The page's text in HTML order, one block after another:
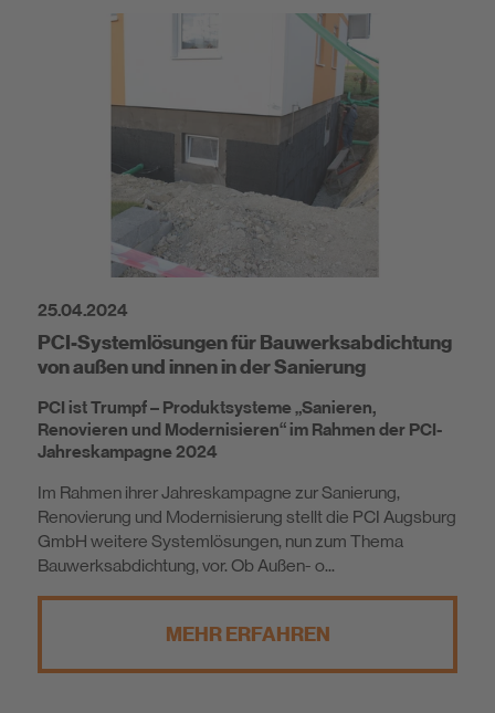
25.04.2024
PCI-Systemlösungen für Bauwerksabdichtung
von außen und innen in der Sanierung
PCI ist Trumpf – Produktsysteme „Sanieren,
Renovieren und Modernisieren“ im Rahmen der PCI-
Jahreskampagne 2024
Im Rahmen ihrer Jahreskampagne zur Sanierung,
Renovierung und Modernisierung stellt die PCI Augsburg
GmbH weitere Systemlösungen, nun zum Thema
Bauwerksabdichtung, vor. Ob Außen- o...
MEHR ERFAHREN